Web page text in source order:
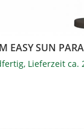
EASY SUN
Lieferzeit ca.